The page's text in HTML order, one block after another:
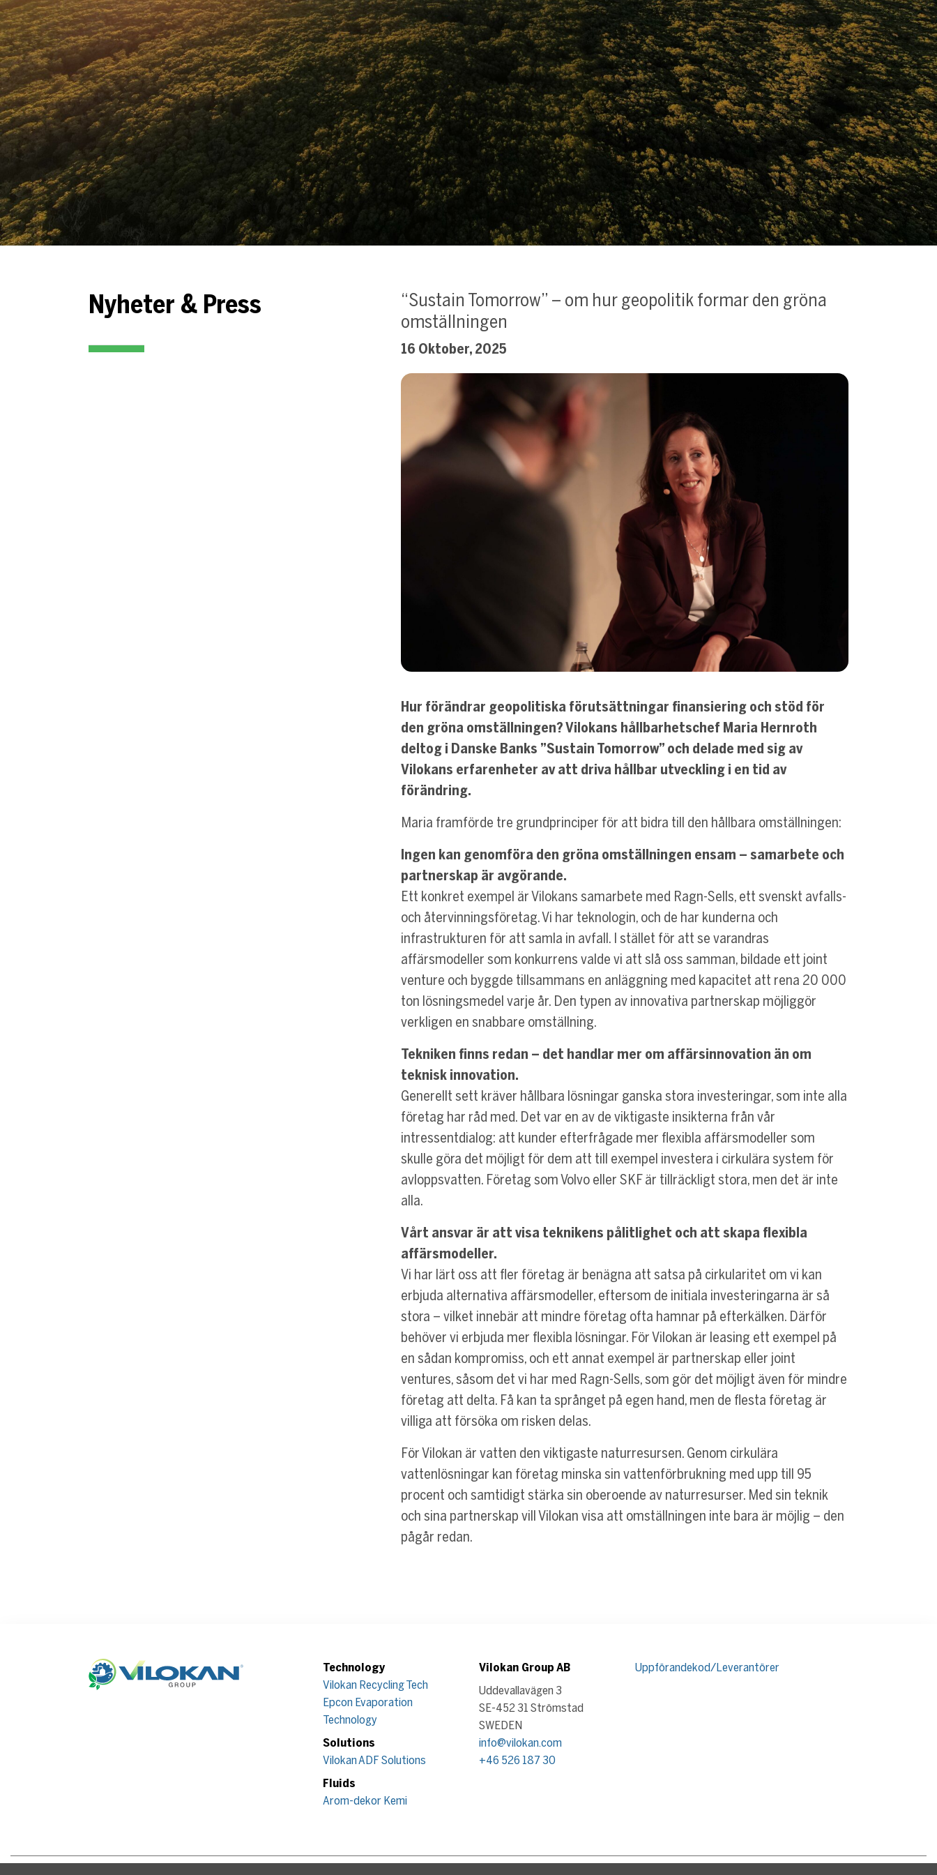
Nyheter & Press
“Sustain Tomorrow” – om hur geopolitik formar den gröna
omställningen
16 Oktober, 2025
Hur förändrar geopolitiska förutsättningar finansiering och stöd för
den gröna omställningen? Vilokans hållbarhetschef Maria Hernroth
deltog i Danske Banks ”Sustain Tomorrow” och delade med sig av
Vilokans erfarenheter av att driva hållbar utveckling i en tid av
förändring.
Maria framförde tre grundprinciper för att bidra till den hållbara omställningen:
Ingen kan genomföra den gröna omställningen ensam – samarbete och
partnerskap är avgörande.
Ett konkret exempel är Vilokans samarbete med Ragn-Sells, ett svenskt avfalls-
och återvinningsföretag. Vi har teknologin, och de har kunderna och
infrastrukturen för att samla in avfall. I stället för att se varandras
affärsmodeller som konkurrens valde vi att slå oss samman, bildade ett joint
venture och byggde tillsammans en anläggning med kapacitet att rena 20 000
ton lösningsmedel varje år. Den typen av innovativa partnerskap möjliggör
verkligen en snabbare omställning.
Tekniken finns redan – det handlar mer om affärsinnovation än om
teknisk innovation.
Generellt sett kräver hållbara lösningar ganska stora investeringar, som inte alla
företag har råd med. Det var en av de viktigaste insikterna från vår
intressentdialog: att kunder efterfrågade mer flexibla affärsmodeller som
skulle göra det möjligt för dem att till exempel investera i cirkulära system för
avloppsvatten. Företag som Volvo eller SKF är tillräckligt stora, men det är inte
alla.
Vårt ansvar är att visa teknikens pålitlighet och att skapa flexibla
affärsmodeller.
Vi har lärt oss att fler företag är benägna att satsa på cirkularitet om vi kan
erbjuda alternativa affärsmodeller, eftersom de initiala investeringarna är så
stora – vilket innebär att mindre företag ofta hamnar på efterkälken. Därför
behöver vi erbjuda mer flexibla lösningar. För Vilokan är leasing ett exempel på
en sådan kompromiss, och ett annat exempel är partnerskap eller joint
ventures, såsom det vi har med Ragn-Sells, som gör det möjligt även för mindre
företag att delta. Få kan ta språnget på egen hand, men de flesta företag är
villiga att försöka om risken delas.
För Vilokan är vatten den viktigaste naturresursen. Genom cirkulära
vattenlösningar kan företag minska sin vattenförbrukning med upp till 95
procent och samtidigt stärka sin oberoende av naturresurser. Med sin teknik
och sina partnerskap vill Vilokan visa att omställningen inte bara är möjlig – den
pågår redan.
Technology
Vilokan Recycling Tech
Epcon Evaporation
Technology
Solutions
Vilokan ADF Solutions
Fluids
Arom-dekor Kemi
Vilokan Group AB
Uddevallavägen 3
SE-452 31 Strömstad
SWEDEN
info@vilokan.com
+46 526 187 30
Uppförandekod/Leverantörer